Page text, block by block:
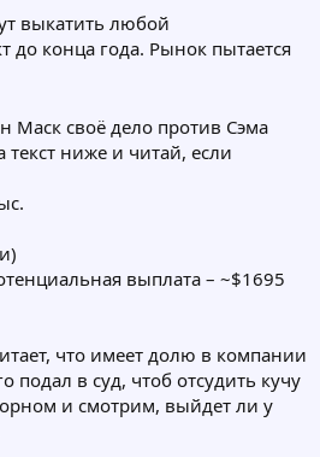
выкатить любой
до конца года. Рынок пытается
Маск своё дело против Сэма
ниже и читай, если
выплата – ~$1695
что имеет долю в компании
подал в суд, чтоб отсудить кучу
и смотрим, выйдет ли у